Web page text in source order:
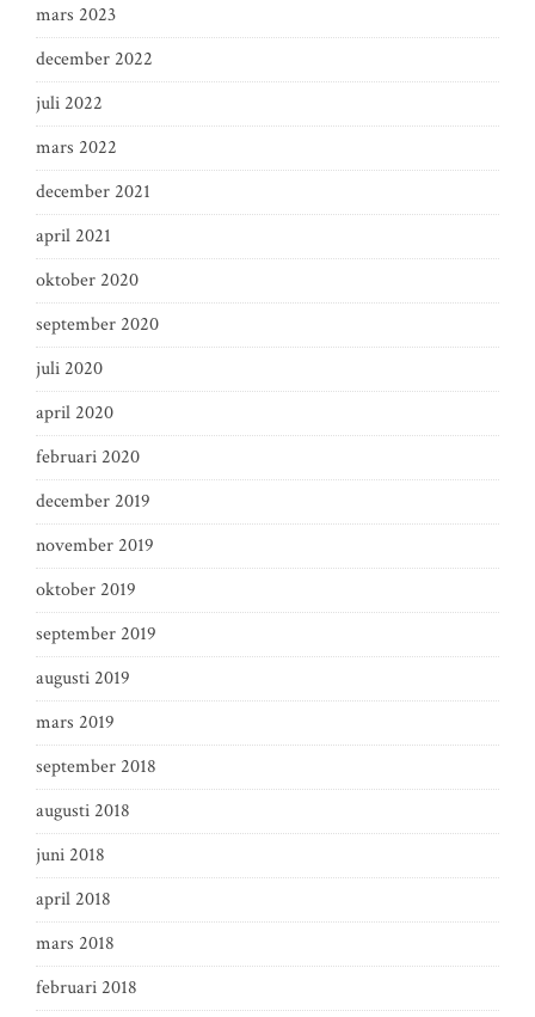
mars 2023
december 2022
juli 2022
mars 2022
december 2021
april 2021
oktober 2020
september 2020
juli 2020
april 2020
februari 2020
december 2019
november 2019
oktober 2019
september 2019
augusti 2019
mars 2019
september 2018
augusti 2018
juni 2018
april 2018
mars 2018
februari 2018